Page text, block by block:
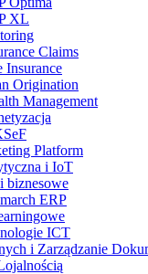
XL
Claims
Insurance
Origination
Management
Platform
i IoT
biznesowe
ERP
ICT
i Zarządzanie